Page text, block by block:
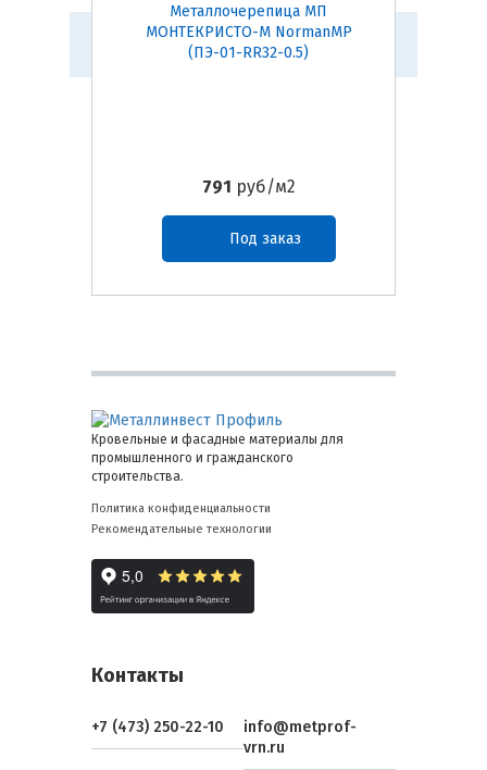
Металлочерепица МП
МОНТЕКРИСТО-M NormanMP
(ПЭ-01-RR32-0.5)
791 руб/м2
Под заказ
Кровельные и фасадные материалы для
промышленного и гражданского
строительства.
Политика конфиденциальности
Рекомендательные технологии
Контакты
+7 (473) 250-22-10
info@metprof-
vrn.ru